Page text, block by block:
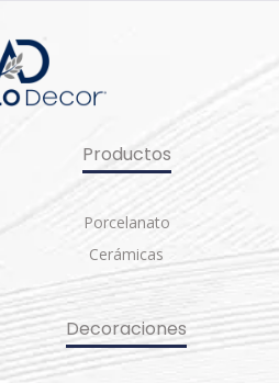
Productos
Porcelanato
Cerámicas
Decoraciones